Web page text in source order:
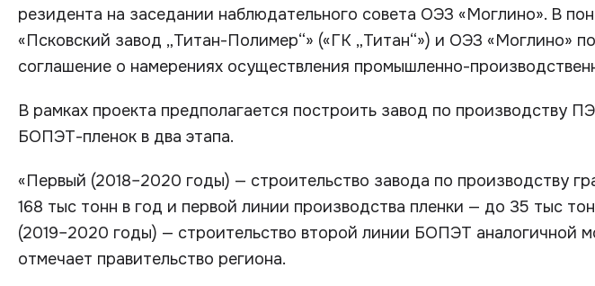
резидента на заседании наблюдательного совета ОЭЗ «Моглино». В
«Псковский завод „Титан-Полимер“» («ГК „Титан“») и ОЭЗ «Моглино»
соглашение о намерениях осуществления промышленно-
В рамках проекта предполагается построить завод по производству
БОПЭТ-пленок в два этапа.
«Первый (2018–2020 годы) — строительство завода по производству
168 тыс тонн в год и первой линии производства пленки — до 35 тыс
(2019–2020 годы) — строительство второй линии БОПЭТ аналогичной
отмечает правительство региона.